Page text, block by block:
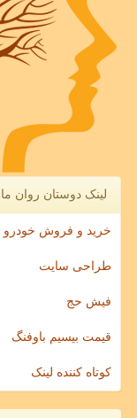
لینک دوستان روان ما
خرید و فروش خودرو
طراحی سایت
فیش حج
قیمت بیسیم باوفنگ
کوتاه کننده لینک